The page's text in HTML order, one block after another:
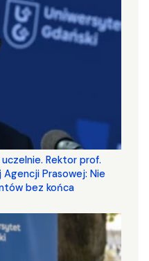
Rektor prof.
Prasowej: Nie
bez końca